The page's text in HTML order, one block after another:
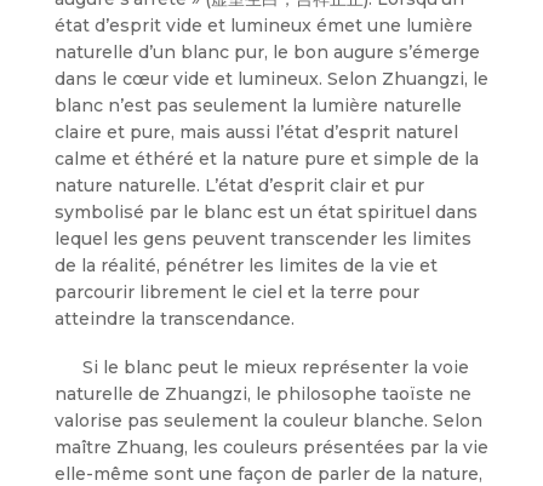
état d’esprit vide et lumineux émet une lumière
naturelle d’un blanc pur, le bon augure s’émerge
dans le cœur vide et lumineux. Selon Zhuangzi, le
blanc n’est pas seulement la lumière naturelle
claire et pure, mais aussi l’état d’esprit naturel
calme et éthéré et la nature pure et simple de la
nature naturelle. L’état d’esprit clair et pur
symbolisé par le blanc est un état spirituel dans
lequel les gens peuvent transcender les limites
de la réalité, pénétrer les limites de la vie et
parcourir librement le ciel et la terre pour
atteindre la transcendance.
Si le blanc peut le mieux représenter la voie
naturelle de Zhuangzi, le philosophe taoïste ne
valorise pas seulement la couleur blanche. Selon
maître Zhuang, les couleurs présentées par la vie
elle-même sont une façon de parler de la nature,